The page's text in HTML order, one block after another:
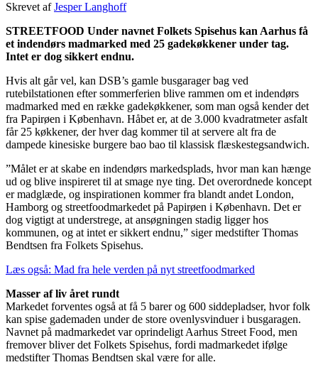
Skrevet afJesper Langhoff
STREETFOOD Under navnet Folkets Spisehus kan Aarhus få
et indendørs madmarked med 25 gadekøkkener under tag.
Intet er dog sikkert endnu.
Hvis alt går vel, kan DSB’s gamle busgarager bag ved
rutebilstationen efter sommerferien blive rammen om et indendørs
madmarked med en række gadekøkkener, som man også kender det
fra Papirøen i København. Håbet er, at de 3.000 kvadratmeter asfalt
får 25 køkkener, der hver dag kommer til at servere alt fra de
dampede kinesiske burgere bao bao til klassisk flæskestegsandwich.
”Målet er at skabe en indendørs markedsplads, hvor man kan hænge
ud og blive inspireret til at smage nye ting. Det overordnede koncept
er madglæde, og inspirationen kommer fra blandt andet London,
Hamborg og streetfoodmarkedet på Papirøen i København. Det er
dog vigtigt at understrege, at ansøgningen stadig ligger hos
kommunen, og at intet er sikkert endnu,” siger medstifter Thomas
Bendtsen fra Folkets Spisehus.
Læs også: Mad fra hele verden på nyt streetfoodmarked
Masser af liv året rundt
Markedet forventes også at få 5 barer og 600 siddepladser, hvor folk
kan spise gademaden under de store ovenlysvinduer i busgaragen.
Navnet på madmarkedet var oprindeligt Aarhus Street Food, men
fremover bliver det Folkets Spisehus, fordi madmarkedet ifølge
medstifter Thomas Bendtsen skal være for alle.